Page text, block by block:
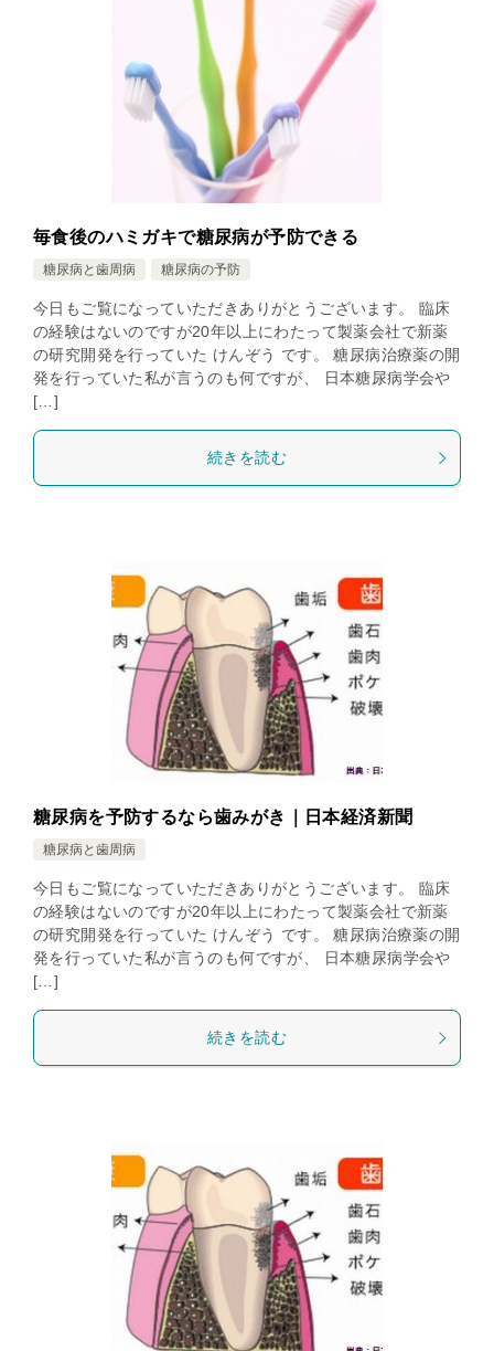
毎食後のハミガキで糖尿病が予防できる
糖尿病と歯周病 糖尿病の予防
今日もご覧になっていただきありがとうございます。 臨床
の経験はないのですが20年以上にわたって製薬会社で新薬
の研究開発を行っていた けんぞう です。 糖尿病治療薬の開
発を行っていた私が言うのも何ですが、 日本糖尿病学会や
[…]
続きを読む
糖尿病を予防するなら歯みがき｜日本経済新聞
糖尿病と歯周病
今日もご覧になっていただきありがとうございます。 臨床
の経験はないのですが20年以上にわたって製薬会社で新薬
の研究開発を行っていた けんぞう です。 糖尿病治療薬の開
発を行っていた私が言うのも何ですが、 日本糖尿病学会や
[…]
続きを読む